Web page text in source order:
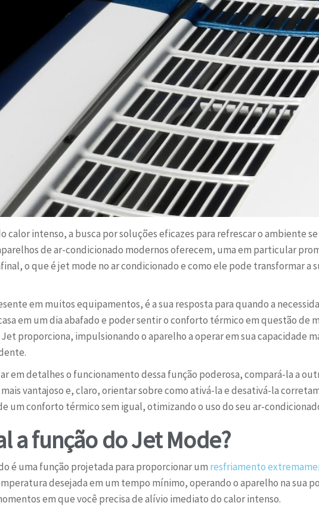
calor intenso, a busca por soluções eficazes para refrescar o ambiente
de ar-condicionado modernos oferecem, uma em particular
o que é jet mode no ar condicionado e como ele pode transformar a
em muitos equipamentos, é a sua resposta para quando a
em um dia abafado e poder sentir o conforto térmico em questão de
proporciona, impulsionando o aparelho a operar em sua capacidade
em detalhes o funcionamento dessa função poderosa, compará-la a
vantajoso e, claro, orientar sobre como ativá-la e desativá-la
um conforto térmico sem igual, otimizando o uso do seu ar-
a função do Jet Mode?
é uma função projetada para proporcionar um resfriamento
desejada em um tempo mínimo, operando o aparelho na sua
em que você precisa de alívio imediato do calor intenso.